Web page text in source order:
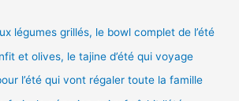
légumes grillés, le bowl complet de l’été
et olives, le tajine d’été qui voyage
l’été qui vont régaler toute la famille